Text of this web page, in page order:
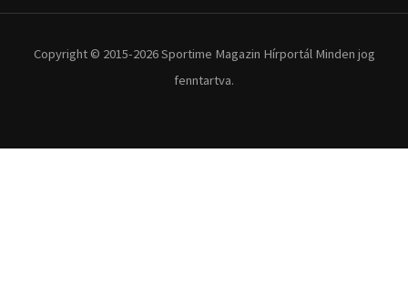
Copyright © 2015-2026 Sportime Magazin Hírportál Minden jog
fenntartva.